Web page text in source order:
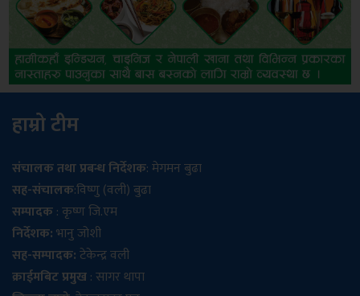
हाम्रो टीम
संचालक तथा प्रबन्ध निर्देशक: मेगमन बुढा
सह-संचालक:विष्णु (वली) बुढा
सम्पादक: कृष्ण जि.एम
निर्देशक:भानु जोशी
सह-सम्पादक:टेकेन्द्र वली
क्राईमबिट प्रमुख: सागर थापा